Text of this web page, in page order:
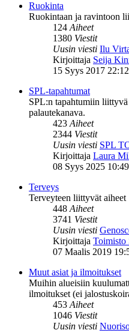
Ruokinta
Ruokintaan ja ravintoon
124Aiheet
1380 Viestit
Uusin viesti Ilu
Kirjoittaja Seija
15 Syys 2017 22:12
SPL-tapahtumat
SPL:n tapahtumiin
palautekanava.
423Aiheet
2344 Viestit
Uusin viesti SPL
Kirjoittaja Laura
08 Syys 2025 10:49
Terveys
Terveyteen liittyvät aiheet
448Aiheet
3741 Viestit
Uusin viesti
Kirjoittaja Toimisto
07 Maalis 2019
Muut asiat ja ilmoitukset
Muihin alueisiin
ilmoitukset (ei
453Aiheet
1046 Viestit
Uusin viesti